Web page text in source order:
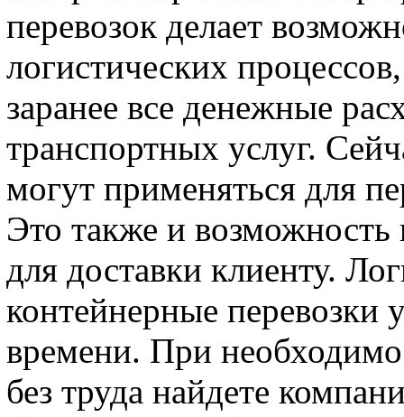
перевозок делает
логистических
заранее все денежные
транспортных услуг.
могут применяться для
Это также и возможность
для доставки клиенту.
контейнерные перевозки
времени. При
без труда найдете